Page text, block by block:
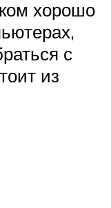
хорошо
с
из